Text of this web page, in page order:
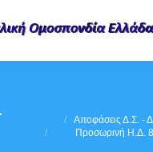
Αποφάσεις Δ.Σ. -
Προσωρινή Η.Δ.